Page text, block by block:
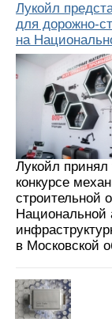
Лукойл
для дорожно-
на
Лукойл
конкурсе
строительной
Национальной
в Московской